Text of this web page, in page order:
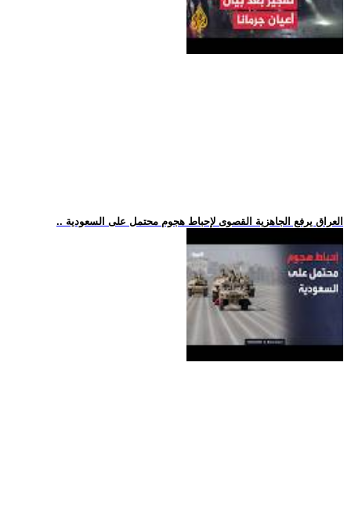
.. العراق يرفع الجاهزية القصوى لإحباط هجوم محتمل على السعودية